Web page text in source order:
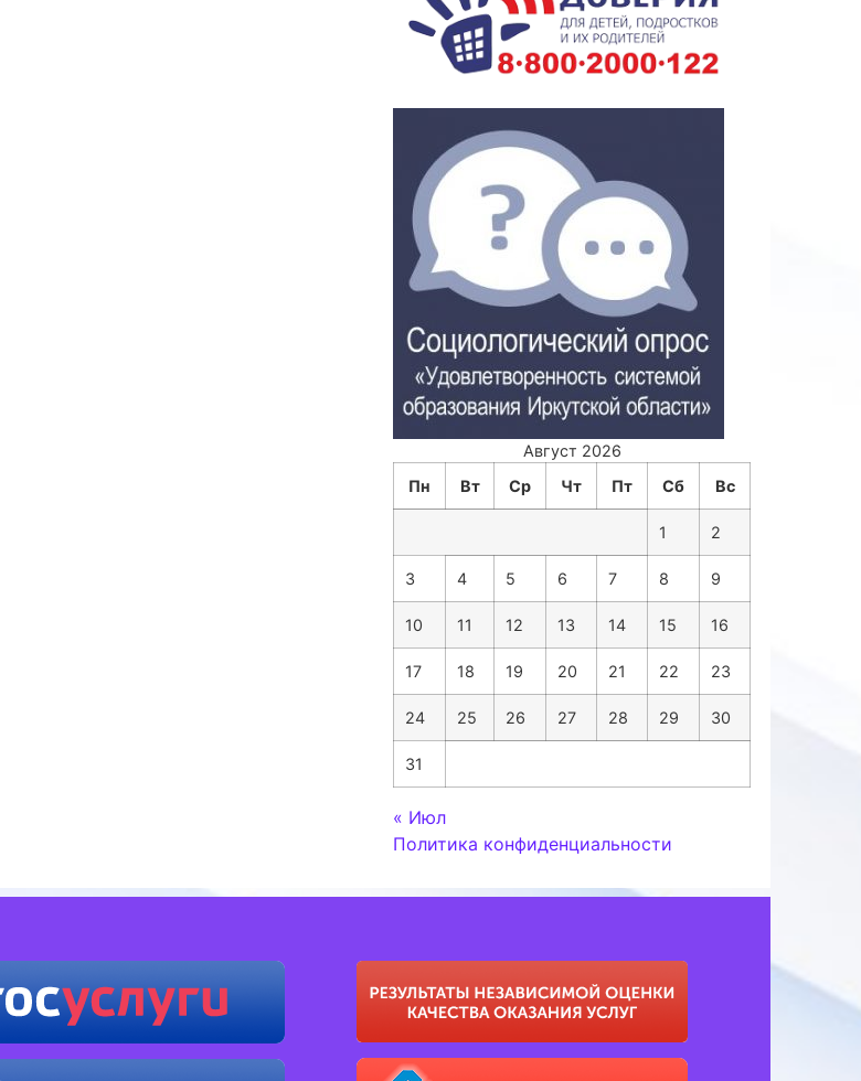
Август 2026
Пн
Вт Ср Чт Пт Сб Вс
1 2
3 4 5 6 7 8 9
10 11 12 13 14 15 16
17 18 19 20 21 22 23
24 25 26 27 28 29 30
31
« Июл
Политика конфиденциальности